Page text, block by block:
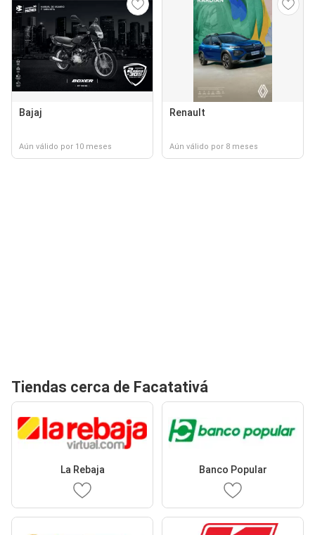
Bajaj
Aún válido por 10 meses
Renault
Aún válido por 8 meses
Tiendas cerca de Facatativá
La Rebaja Banco Popular